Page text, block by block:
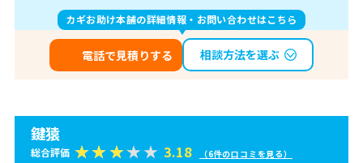
カギお助け本舗の詳細情報・お問い合わせはこちら
電話で見積りする 相談方法を選ぶ
鍵猿
総合評価 3.18 （6件の口コミを見る）